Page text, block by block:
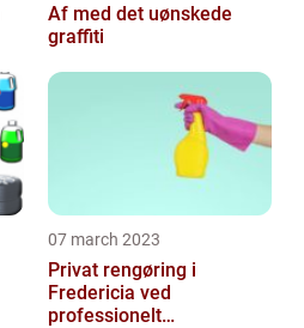
Af med det uønskede
graffiti
07 march 2023
Privat rengøring i
Fredericia ved
professionelt